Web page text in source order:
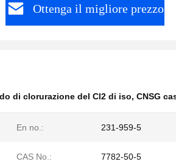
Ottenga il migliore prezzo
di clorurazione del Cl2 di iso, CNSG
En no.: 231-959-5
CAS No.: 7782-50-5